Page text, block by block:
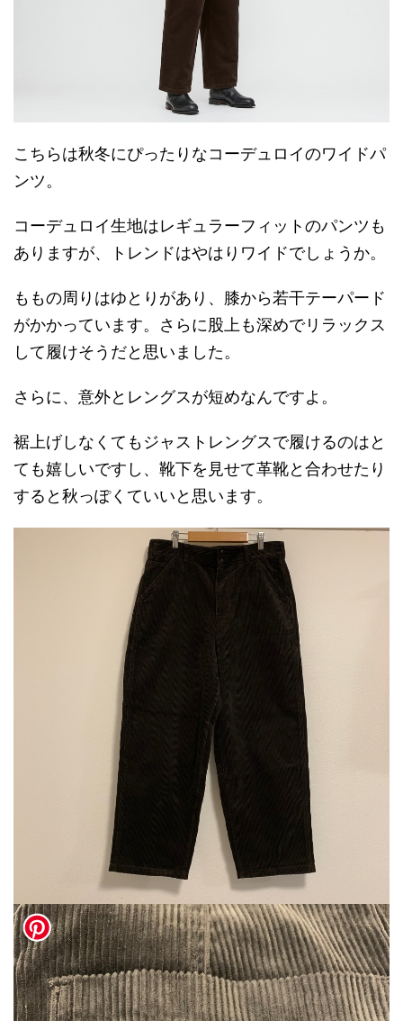
こちらは秋冬にぴったりなコーデュロイのワイドパ
ンツ。
コーデュロイ生地はレギュラーフィットのパンツも
ありますが、トレンドはやはりワイドでしょうか。
ももの周りはゆとりがあり、膝から若干テーパード
がかかっています。さらに股上も深めでリラックス
して履けそうだと思いました。
さらに、意外とレングスが短めなんですよ。
裾上げしなくてもジャストレングスで履けるのはと
ても嬉しいですし、靴下を見せて革靴と合わせたり
すると秋っぽくていいと思います。